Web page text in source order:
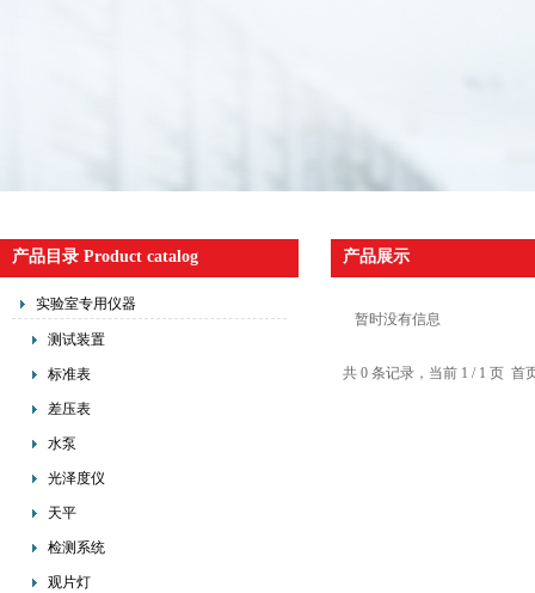
产品目录 Product catalog
实验室专用仪器
测试装置
标准表
差压表
水泵
光泽度仪
天平
检测系统
观片灯
产品展示
暂时没有信息
共 0 条记录，当前 1 / 1 页